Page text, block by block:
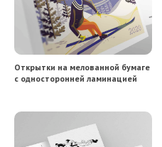
Открытки на мелованной бумаге
с односторонней ламинацией